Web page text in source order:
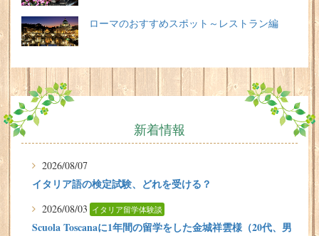
ローマのおすすめスポット～レストラン編
新着情報
2026/08/07
イタリア語の検定試験、どれを受ける？
2026/08/03 イタリア留学体験談
Scuola Toscanaに1年間の留学をした金城祥雲様（20代、男